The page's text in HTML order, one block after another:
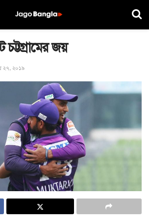
জয়
২৭, ২০১৯